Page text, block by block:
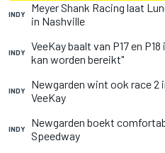
INDY
Meyer Shank Racing laat
in Nashville
INDY
VeeKay baalt van P17 en
kan worden bereikt"
INDY
Newgarden wint ook race
VeeKay
INDY
Newgarden boekt
Speedway